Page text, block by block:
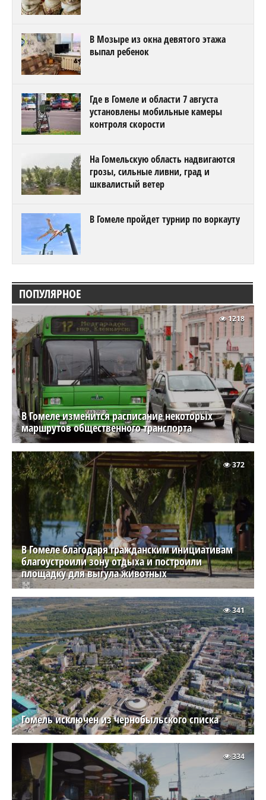
В Мозыре из окна девятого этажа
выпал ребенок
Где в Гомеле и области 7 августа
установлены мобильные камеры
контроля скорости
На Гомельскую область надвигаются
грозы, сильные ливни, град и
шквалистый ветер
В Гомеле пройдет турнир по воркауту
ПОПУЛЯРНОЕ
В Гомеле изменится расписание некоторых
маршрутов общественного транспорта
1218
В Гомеле благодаря гражданским инициативам
благоустроили зону отдыха и построили
площадку для выгула животных
372
Гомель исключен из чернобыльского списка
341
334